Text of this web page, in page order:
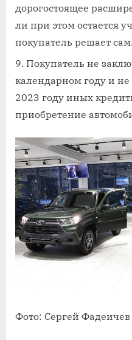
дорогостоящее
ли при этом остается
покупатель решает сам.
Покупатель не
календарном году и
2023 году иных
приобретение
Фото: Сергей